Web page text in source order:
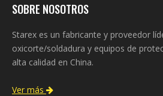
SOBRE NOSOTROS
Starex es un fabricante y proveedor
oxicorte/soldadura y equipos de
alta calidad en China.
Ver más 